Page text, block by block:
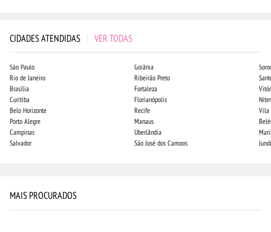
CIDADES ATENDIDAS | VER TODAS
São Paulo
Rio de Janeiro
Brasília
Curitiba
Belo Horizonte
Porto Alegre
Campinas
Salvador
Goiânia
Ribeirão Preto
Fortaleza
Florianópolis
Recife
Manaus
Uberlândia
São José dos Campos
Vila
MAIS PROCURADOS